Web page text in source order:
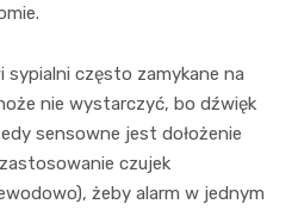
sypialni często zamykane na
nie wystarczyć, bo dźwięk
sensowne jest dołożenie
czujek
żeby alarm w jednym